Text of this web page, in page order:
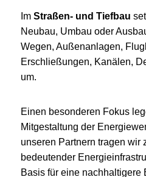
Im Straßen- und Tiefbau
Neubau, Umbau oder
Wegen, Außenanlagen,
Erschließungen, Kanälen,
um.
Einen besonderen Fokus
Mitgestaltung der
unseren Partnern tragen wir
bedeutender
Basis für eine nachhaltigere